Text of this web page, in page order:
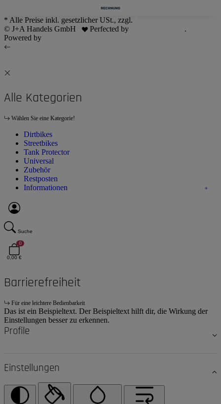
* Alle Preise inkl. gesetzlicher USt., zzgl.
© J+A Handels GmbH
Perfected by
.
Powered by
Alle Kategorien
Wählen Sie eine Kategorie!
Dirtbikes
Streetbikes
Tank Protector
Universal
Zubehör
Restposten
Informationen
Suche
0
0,00 €
Barrierefreiheit
Für eine leichtere Bedienbarkeit
Das ist ein Beispieltext. Der Beispieltext hilft dir, die Wirkung der
Einstellungen besser zu erkennen.
Profile
Einstellungen